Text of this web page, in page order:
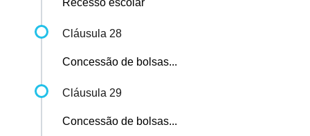
Recesso escolar
Cláusula 28
Concessão de bolsas...
Cláusula 29
Concessão de bolsas...